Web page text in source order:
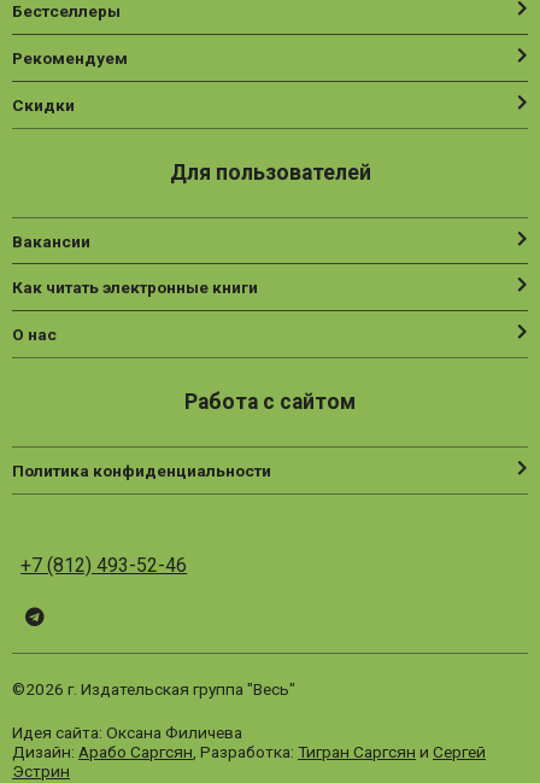
Бестселлеры
Рекомендуем
Скидки
Для пользователей
Вакансии
Как читать электронные книги
О нас
Работа с сайтом
Политика конфиденциальности
+7 (812) 493-52-46
Telegram
©2026 г. Издательская группа "Весь"
Идея сайта: Оксана Филичева
Дизайн: Арабо Саргсян , Разработка: Тигран Саргсян и Сергей
Эстрин